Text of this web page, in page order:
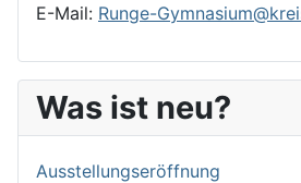
E-Mail: Runge-
Was ist neu?
Ausstellungseröffnung